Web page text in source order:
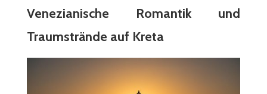
Venezianische Romantik und
Traumstrände auf Kreta